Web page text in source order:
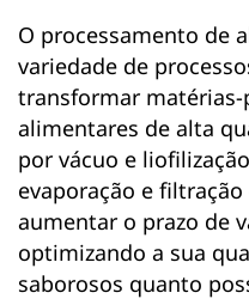
O processamento de
variedade de
transformar
alimentares de alta
por vácuo e
evaporação e
aumentar o prazo de
optimizando a sua
saborosos quanto